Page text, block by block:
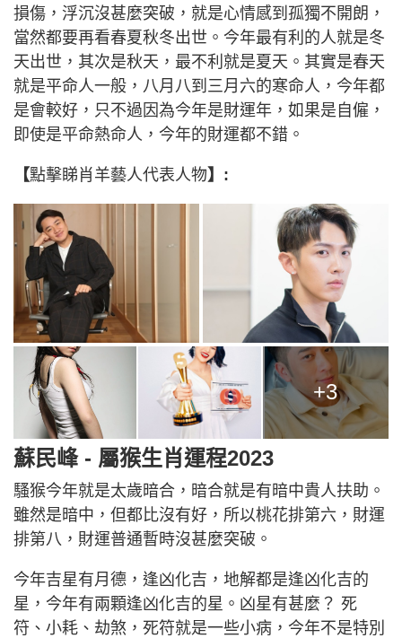
損傷，浮沉沒甚麼突破，就是心情感到孤獨不開朗，
當然都要再看春夏秋冬出世。今年最有利的人就是冬
天出世，其次是秋天，最不利就是夏天。其實是春天
就是平命人一般，八月八到三月六的寒命人，今年都
是會較好，只不過因為今年是財運年，如果是自僱，
即使是平命熱命人，今年的財運都不錯。
【點擊睇肖羊藝人代表人物】:
+3
蘇民峰 - 屬猴生肖運程2023
騷猴今年就是太歲暗合，暗合就是有暗中貴人扶助。
雖然是暗中，但都比沒有好，所以桃花排第六，財運
排第八，財運普通暫時沒甚麼突破。
今年吉星有月德，逢凶化吉，地解都是逢凶化吉的
星，今年有兩顆逢凶化吉的星。凶星有甚麼？ 死
符、小耗、劫煞，死符就是一些小病，今年不是特別